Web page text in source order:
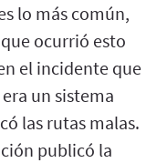
lo más común,
ocurrió esto
el incidente que
un sistema
las rutas malas.
publicó la